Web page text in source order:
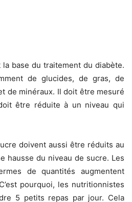
base du traitement du diabète.
de glucides, de gras, de
de minéraux. Il doit être mesuré
être réduite à un niveau qui
doivent aussi être réduits au
hausse du niveau de sucre. Les
de quantités augmentent
pourquoi, les nutritionnistes
5 petits repas par jour. Cela